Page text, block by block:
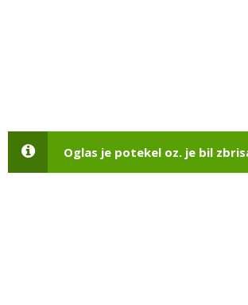
Oglas je potekel oz. je bil